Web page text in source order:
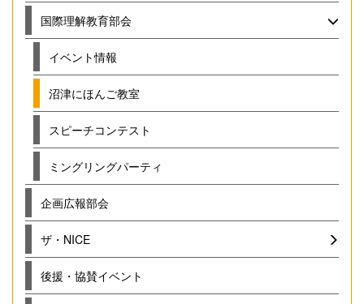
国際理解教育部会
イベント情報
沼津にほんご教室
スピーチコンテスト
ミングリングパーティ
企画広報部会
ザ・NICE
後援・協賛イベント